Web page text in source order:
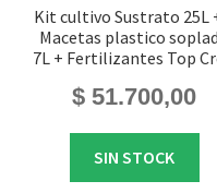
Kit cultivo Sustrato 25L
Macetas plastico
7L + Fertilizantes Top
$ 51.700,00
SIN STOCK